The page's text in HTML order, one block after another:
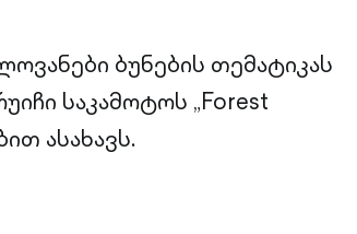
ბუნების თემატიკას
საკამოტოს „Forest
ასახავს.